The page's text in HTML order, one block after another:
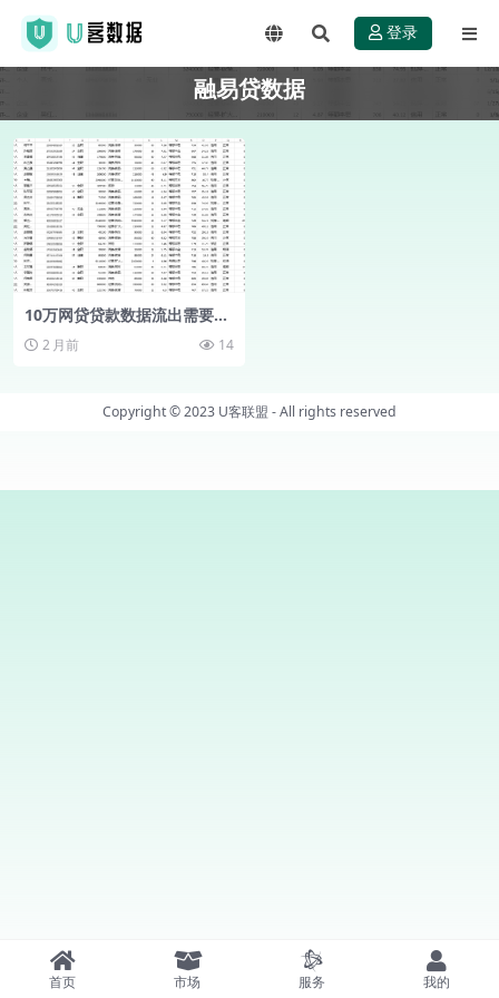
登录
融易贷数据
10万网贷贷款数据流出需要的
库数据直打包！
2 月前 14
Copyright © 2023 U客联盟 - All rights reserved
首页 市场 服务 我的